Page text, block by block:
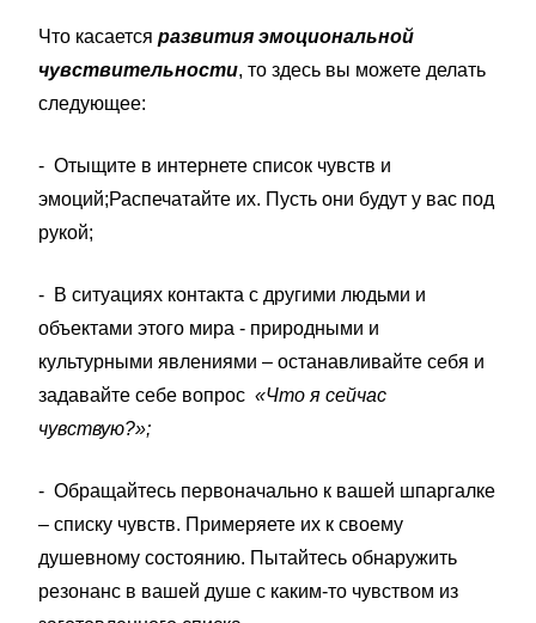
Что касается развития эмоциональной
чувствительности, то здесь вы можете делать
следующее:
- Отыщите в интернете список чувств и
эмоций;Распечатайте их. Пусть они будут у вас под
рукой;
- В ситуациях контакта с другими людьми и
объектами этого мира - природными и
культурными явлениями – останавливайте себя и
задавайте себе вопрос «Что я сейчас
чувствую?»;
- Обращайтесь первоначально к вашей шпаргалке
– списку чувств. Примеряете их к своему
душевному состоянию. Пытайтесь обнаружить
резонанс в вашей душе с каким-то чувством из